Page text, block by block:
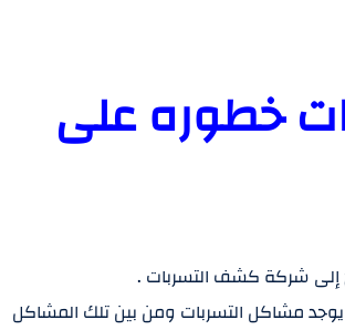
خطوره على
يوجد مشاكل التسربات ومن بين تلك المشاكل